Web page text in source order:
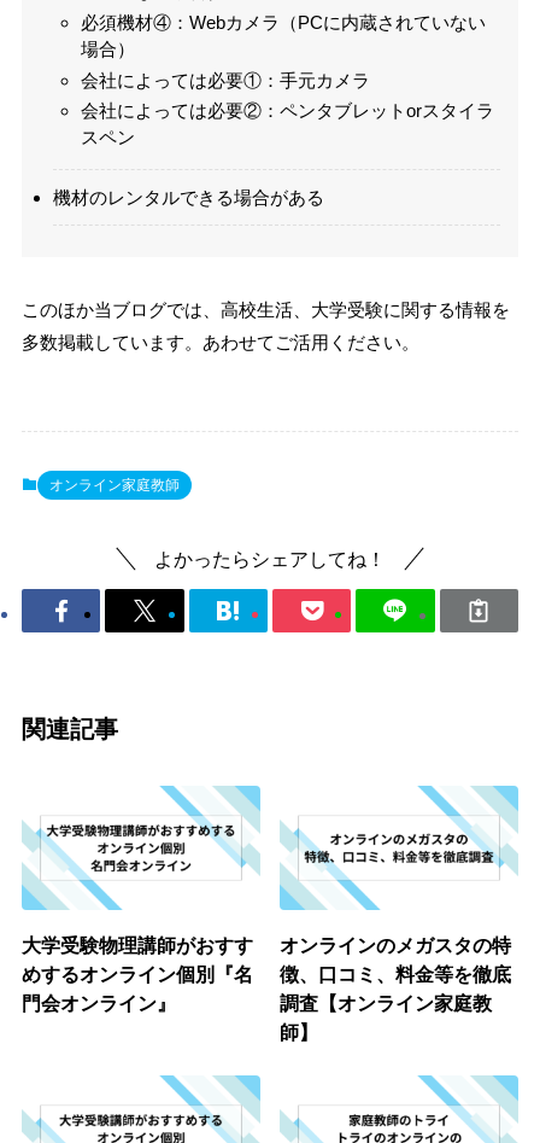
必須機材④：Webカメラ（PCに内蔵されていない
場合）
会社によっては必要①：手元カメラ
会社によっては必要②：ペンタブレットorスタイラ
スペン
機材のレンタルできる場合がある
このほか当ブログでは、高校生活、大学受験に関する情報を
多数掲載しています。あわせてご活用ください。
オンライン家庭教師
よかったらシェアしてね！
関連記事
大学受験物理講師がおすす
めするオンライン個別『名
門会オンライン』
オンラインのメガスタの特
徴、口コミ、料金等を徹底
調査【オンライン家庭教
師】